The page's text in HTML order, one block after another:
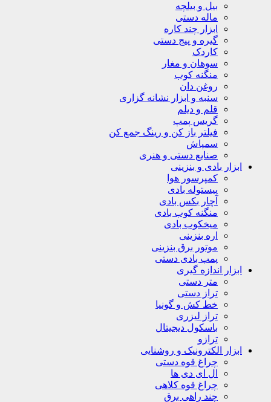
بیل و بیلچه
ماله دستی
ابزار چند کاره
گیره و پیج دستی
کاردک
سوهان و مغار
منگنه کوب
روغن دان
سنبه و ابزار نشانه گزاری
قلم و دیلم
گریس پمپ
فیلتر باز کن و رینگ جمع کن
سمپاش
صنایع دستی و هنری
ابزار بادی و بنزینی
کمپرسور هوا
پیستوله بادی
آچار بکس بادی
منگنه کوب بادی
میخکوب بادی
اره بنزینی
موتور برق بنزینی
پمپ بادی دستی
ابزار اندازه گیری
متر دستی
تراز دستی
خط کش و گونیا
تراز لیزری
باسکول دیجیتال
ترازو
ابزار الکترونیک و روشنایی
چراغ قوه دستی
ال ای دی ها
چراغ قوه کلاهی
چند راهی برق